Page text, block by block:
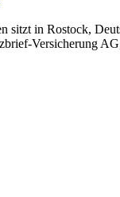
sitzt in Rostock,
Versicherung